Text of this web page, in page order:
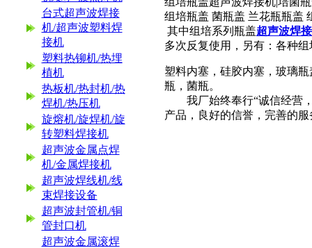
台式超声波焊接
机/超声波塑料焊
接机
塑料热铆机/热埋
植机
热板机/热封机/热
焊机/热压机
旋熔机/旋焊机/旋
转塑料焊接机
超声波金属点焊
机/金属焊接机
超声波焊线机/线
束焊接设备
超声波封管机/铜
管封口机
超声波金属滚焊
组培瓶盖 菌瓶盖 兰花瓶瓶盖
其中组培系列瓶盖超声波焊
多次反复使用，另有：各种
塑料内塞，硅胶内塞，玻璃
瓶，菌瓶。
我厂始终奉行“诚信经营，
产品，良好的信誉，完善的